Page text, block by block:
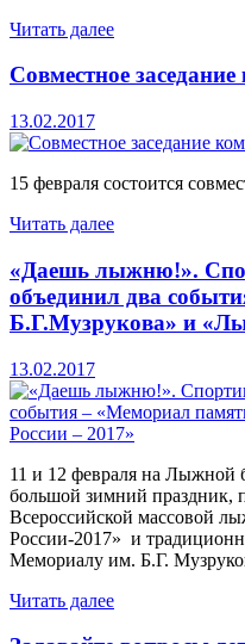
Читать далее
Совместное
13.02.2017
15 февраля состоится
Читать далее
«Даешь лыжню!».
объединил два
Б.Г.Музрукова» и
13.02.2017
11 и 12 февраля на Лыжной
большой зимний
Всероссийской массовой
России-2017» и
Мемориалу им. Б.Г.
Читать далее